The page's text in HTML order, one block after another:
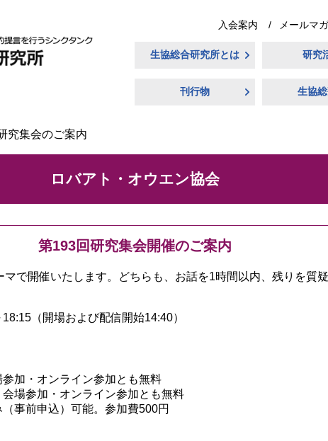
入会案内 メールマ
生協総合研究所とは 研究
刊行物 生協
究集会のご案内
ロバアト・オウエン協会
第193回研究集会開催のご案内
で開催いたします。どちらも、お話を1時間以内、残りを質
（開場および配信開始14:40）
加・オンライン参加とも無料
場参加・オンライン参加とも無料
事前申込）可能。参加費500円